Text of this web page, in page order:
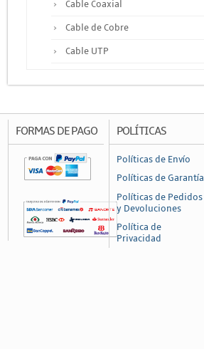
Cable Coaxial
Cable de Cobre
Cable UTP
Accesorios
Cajas de Distribución
Canaleta
Conduit
Ducto de PVC
FORMAS DE PAGO POLÍTICAS
Políticas de Envío
Políticas de Garantía
Políticas de Pedidos
y Devoluciones
Política de
Privacidad